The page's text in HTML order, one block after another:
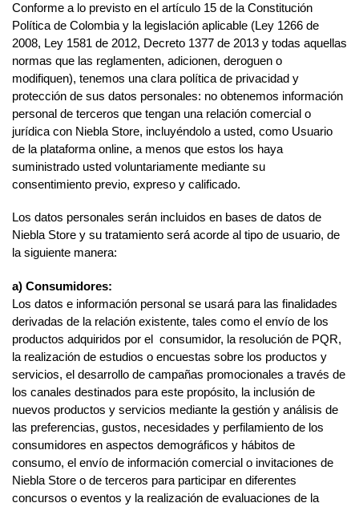
Conforme a lo previsto en el artículo 15 de la Constitución
Política de Colombia y la legislación aplicable (Ley 1266 de
2008, Ley 1581 de 2012, Decreto 1377 de 2013 y todas aquellas
normas que las reglamenten, adicionen, deroguen o
modifiquen), tenemos una clara política de privacidad y
protección de sus datos personales: no obtenemos información
personal de terceros que tengan una relación comercial o
jurídica con Niebla Store, incluyéndolo a usted, como Usuario
de la plataforma online, a menos que estos los haya
suministrado usted voluntariamente mediante su
consentimiento previo, expreso y calificado.
Los datos personales serán incluidos en bases de datos de
Niebla Store y su tratamiento será́ acorde al tipo de usuario, de
la siguiente manera:
a) Consumidores:
Los datos e información personal se usará para las finalidades
derivadas de la relación existente, tales como el envío de los
productos adquiridos por el consumidor, la resolución de PQR,
la realización de estudios o encuestas sobre los productos y
servicios, el desarrollo de campañas promocionales a través de
los canales destinados para este propósito, la inclusión de
nuevos productos y servicios mediante la gestión y análisis de
las preferencias, gustos, necesidades y perfilamiento de los
consumidores en aspectos demográficos y hábitos de
consumo, el envío de información comercial o invitaciones de
Niebla Store o de terceros para participar en diferentes
concursos o eventos y la realización de evaluaciones de la